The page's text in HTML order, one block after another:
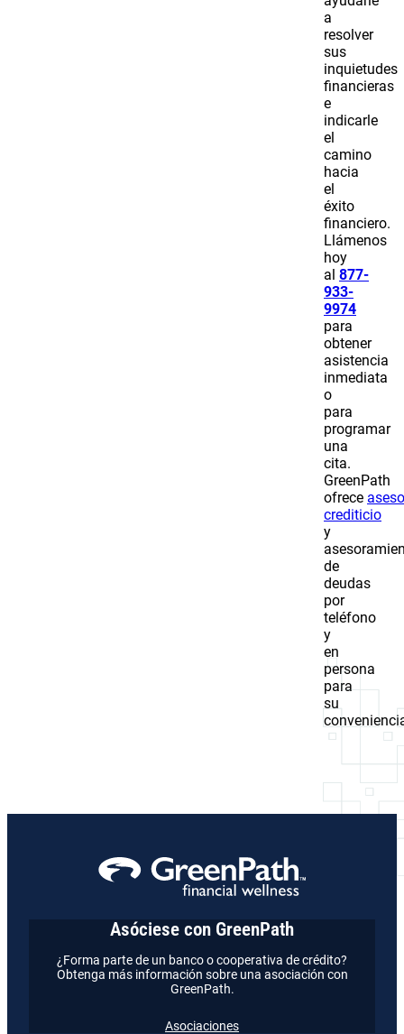
a
resolver
sus
inquietudes
financieras
e
indicarle
el
camino
hacia
el
éxito
financiero.
Llámenos
hoy
al 877-
933-
9974
para
obtener
asistencia
inmediata
o
para
programar
una
cita.
GreenPath
ofrece
crediticio
y
de
deudas
por
teléfono
y
en
persona
para
su
Asóciese con GreenPath
¿Forma parte de un banco o cooperativa de crédito?
Obtenga más información sobre una asociación con
GreenPath.
Asociaciones